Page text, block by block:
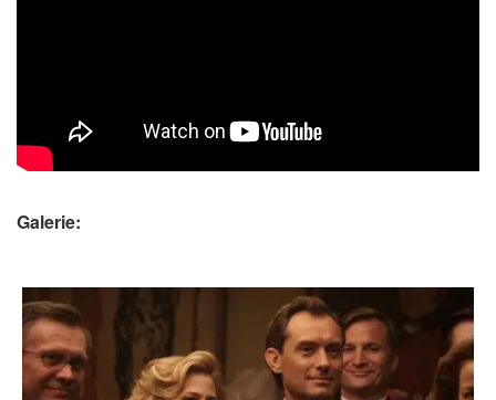
Galerie: